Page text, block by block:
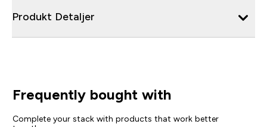
Produkt Detaljer
Frequently bought with
Complete your stack with products that work better